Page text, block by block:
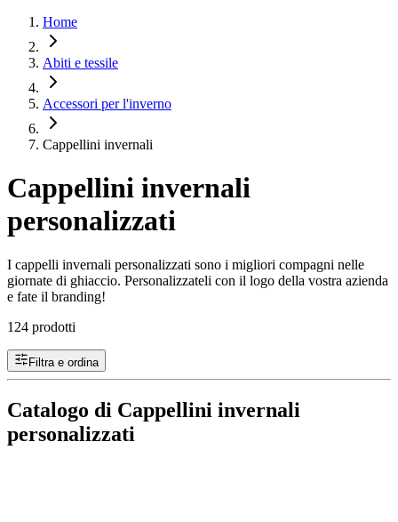
Home
Abiti e tessile
Accessori per l'inverno
Cappellini invernali
Cappellini invernali
personalizzati
I cappelli invernali personalizzati sono i migliori compagni nelle
giornate di ghiaccio. Personalizzateli con il logo della vostra azienda
e fate il branding!
124 prodotti
Filtra e ordina
Catalogo di Cappellini invernali
personalizzati